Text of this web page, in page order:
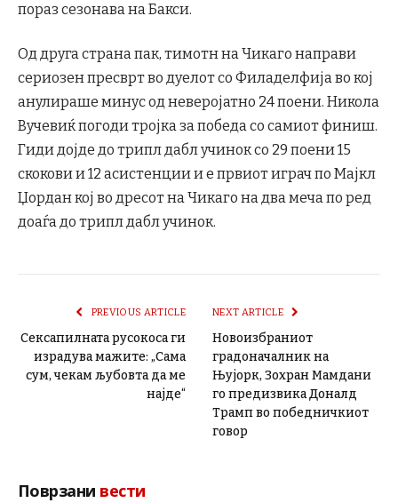
пораз сезонава на Бакси.
Од друга страна пак, тимотн на Чикаго направи
сериозен пресврт во дуелот со Филаделфија во кој
анулираше минус од неверојатно 24 поени. Никола
Вучевиќ погоди тројка за победа со самиот финиш.
Гиди дојде до трипл дабл учинок со 29 поени 15
скокови и 12 асистенции и е првиот играч по Мајкл
Џордан кој во дресот на Чикаго на два меча по ред
доаѓа до трипл дабл учинок.
PREVIOUS ARTICLE
Сексапилната русокоса ги
израдува мажите: „Сама
сум, чекам љубовта да ме
најде“
NEXT ARTICLE
Новоизбраниот
градоначалник на
Њујорк, Зохран Мамдани
го предизвика Доналд
Трамп во победничкиот
говор
Поврзани вести